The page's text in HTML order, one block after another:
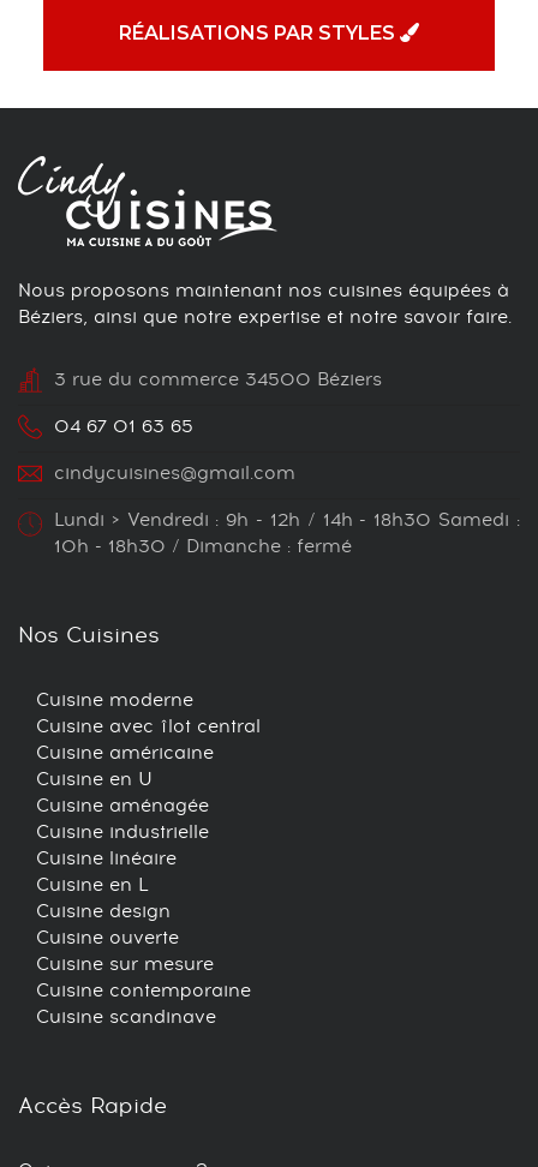
RÉALISATIONS PAR STYLES
Nous proposons maintenant nos cuisines équipées à
Béziers, ainsi que notre expertise et notre savoir faire.
3 rue du commerce 34500 Béziers
04 67 01 63 65
cindycuisines@gmail.com
Lundi > Vendredi : 9h - 12h / 14h - 18h30 Samedi :
10h - 18h30 / Dimanche : fermé
Nos Cuisines
Cuisine moderne
Cuisine avec îlot central
Cuisine américaine
Cuisine en U
Cuisine aménagée
Cuisine industrielle
Cuisine linéaire
Cuisine en L
Cuisine design
Cuisine ouverte
Cuisine sur mesure
Cuisine contemporaine
Cuisine scandinave
Accès Rapide